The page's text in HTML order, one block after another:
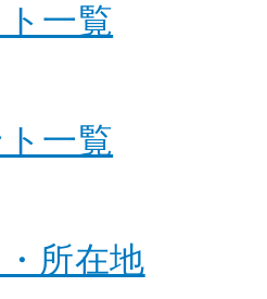
一覧
一覧
所在地